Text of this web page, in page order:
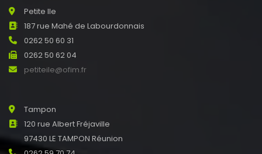
Petite Ile
187 rue Mahé de Labourdonnais
0262 50 60 31
0262 50 62 04
petiteile@ofim.fr
Tampon
120 rue Albert Fréjaville
97430 LE TAMPON Réunion